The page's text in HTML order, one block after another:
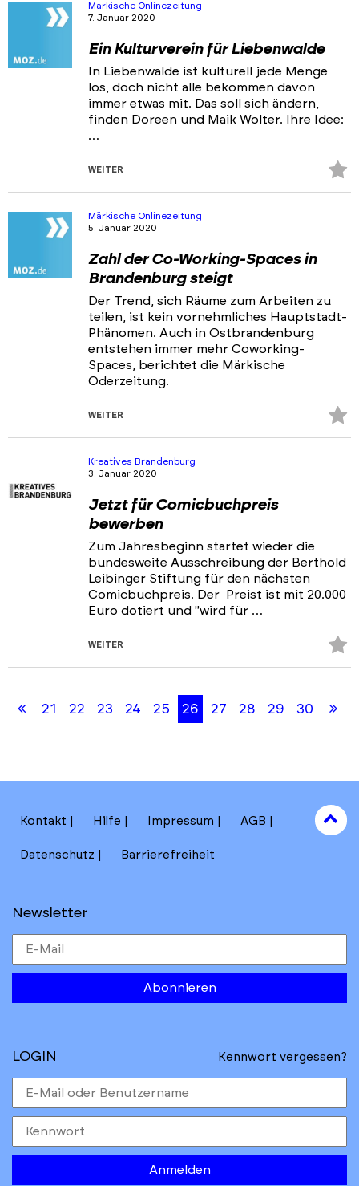
Märkische Onlinezeitung
7. Januar 2020
Ein Kulturverein für Liebenwalde
In Liebenwalde ist kulturell jede Menge
los, doch nicht alle bekommen davon
immer etwas mit. Das soll sich ändern,
finden Doreen und Maik Wolter. Ihre Idee:
…
WEITER
Märkische Onlinezeitung
5. Januar 2020
Zahl der Co-Working-Spaces in
Brandenburg steigt
Der Trend, sich Räume zum Arbeiten zu
teilen, ist kein vornehmliches Hauptstadt-
Phänomen. Auch in Ostbrandenburg
entstehen immer mehr Coworking-
Spaces, berichtet die Märkische
Oderzeitung.
WEITER
Kreatives Brandenburg
3. Januar 2020
Jetzt für Comicbuchpreis
bewerben
Zum Jahresbeginn startet wieder die
bundesweite Ausschreibung der Berthold
Leibinger Stiftung für den nächsten
Comicbuchpreis. Der Preist ist mit 20.000
Euro dotiert und "wird für …
WEITER
to
to
Erste
21 22 23 24 25 26 27 28 29 30
Kontakt Hilfe Impressum AGB
Datenschutz Barrierefreiheit
Newsletter
Abonnieren
to
top
LOGIN Kennwort vergessen?
Anmelden